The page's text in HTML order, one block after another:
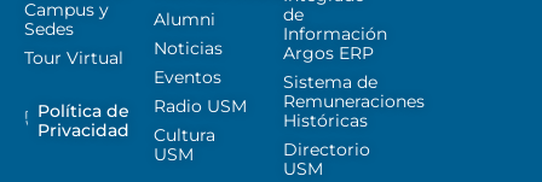
Campus y
Sedes
Tour Virtual
Política de
Privacidad
Alumni
Noticias
Eventos
Radio USM
Cultura
USM
de
Información
Argos ERP
Sistema de
Remuneraciones
Históricas
Directorio
USM